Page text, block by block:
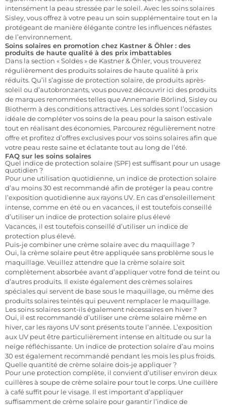
intensément la peau stressée par le soleil. Avec les soins solaires
Sisley, vous offrez à votre peau un soin supplémentaire tout en la
protégeant de manière élégante contre les influences néfastes
de l’environnement.
Soins solaires en promotion chez Kastner & Öhler : des
produits de haute qualité à des prix imbattables
Dans la section « Soldes » de Kastner & Öhler, vous trouverez
régulièrement des produits solaires de haute qualité à prix
réduits. Qu’il s’agisse de protection solaire, de produits après-
soleil ou d’autobronzants, vous pouvez découvrir ici des produits
de marques renommées telles que Annemarie Börlind, Sisley ou
Biotherm à des conditions attractives. Les soldes sont l’occasion
idéale de compléter vos soins de la peau pour la saison estivale
tout en réalisant des économies. Parcourez régulièrement notre
offre et profitez d’offres exclusives pour vos soins solaires afin que
votre peau reste saine et éclatante tout au long de l’été.
FAQ sur les soins solaires
Quel indice de protection solaire (SPF) est suffisant pour un usage
quotidien ?
Pour une utilisation quotidienne, un indice de protection solaire
d’au moins 30 est recommandé afin de protéger la peau contre
l’exposition quotidienne aux rayons UV. En cas d’ensoleillement
intense, comme en été ou en vacances, il est toutefois conseillé
d’utiliser un indice de protection solaire plus élevé
Vacances, il est toutefois conseillé d’utiliser un indice de
protection plus élevé.
Puis-je combiner une crème solaire avec du maquillage ?
Oui, la crème solaire peut être appliquée sans problème sous le
maquillage. Veuillez attendre que la crème solaire soit
complètement absorbée avant d’appliquer votre fond de teint ou
d’autres produits. Il existe également des crèmes solaires
spéciales qui servent de base sous le maquillage, ou même des
produits solaires teintés qui peuvent remplacer le maquillage.
Les soins solaires sont-ils également nécessaires en hiver ?
Oui, il est recommandé d’utiliser une crème solaire même en
hiver, car les rayons UV sont présents toute l’année. L’exposition
aux UV peut être particulièrement intense en altitude ou sur la
neige réfléchissante. Un indice de protection solaire d’au moins
30 est également recommandé pendant les mois les plus froids.
Quelle quantité de crème solaire dois-je appliquer ?
Pour une protection complète, il convient d’utiliser environ deux
cuillères à soupe de crème solaire pour tout le corps. Une cuillère
à café suffit pour le visage. Il est important d’appliquer
suffisamment de crème solaire pour garantir l’indice de